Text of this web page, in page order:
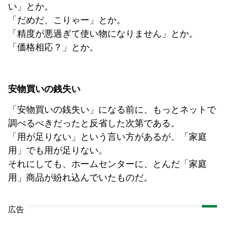
い」とか。
「だめだ、こりゃー」とか。
「精度が悪過ぎて使い物になりません」とか。
「価格相応？」とか。
安物買いの銭失い
「安物買いの銭失い」になる前に、もっとネットで
調べるべきだったと反省した次第である。
「用が足りない」という言い方があるが、「家庭
用」でも用が足りない。
それにしても、ホームセンターに、とんだ「家庭
用」商品が紛れ込んでいたものだ。
広告